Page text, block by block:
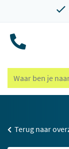
Terug naar